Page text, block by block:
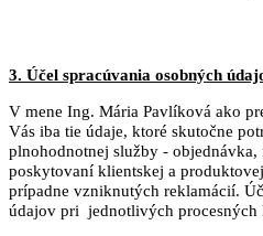
3. Účel spracúvania osobných
V mene Ing. Mária Pavlíková ako
Vás iba tie údaje, ktoré skutočne
plnohodnotnej služby -
poskytovaní klientskej a
prípadne vzniknutých reklamácií.
údajov pri jednotlivých procesných